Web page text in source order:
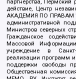
партнерства,
действие, Центр
АКАДЕМИЯ ПО ПРАВАМ
административной
Министров северных
Гражданское
Массовой
учреждение в
реализации программ
поддержки свободы
Общественная